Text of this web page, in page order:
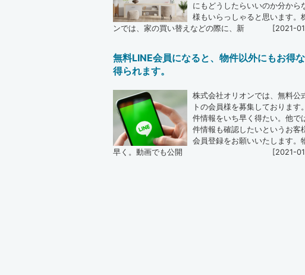
にもどうしたらいいのか分から
様もいらっしゃると思います。
ンでは、家の買い替えなどの際に、新
[2021-
無料LINE会員になると、物件以外にもお得
得られます。
株式会社オリオンでは、無料公
トの会員様を募集しております
件情報をいち早く得たい。他で
件情報も確認したいというお客
会員登録をお願いいたします。
早く。動画でも公開
[2021-